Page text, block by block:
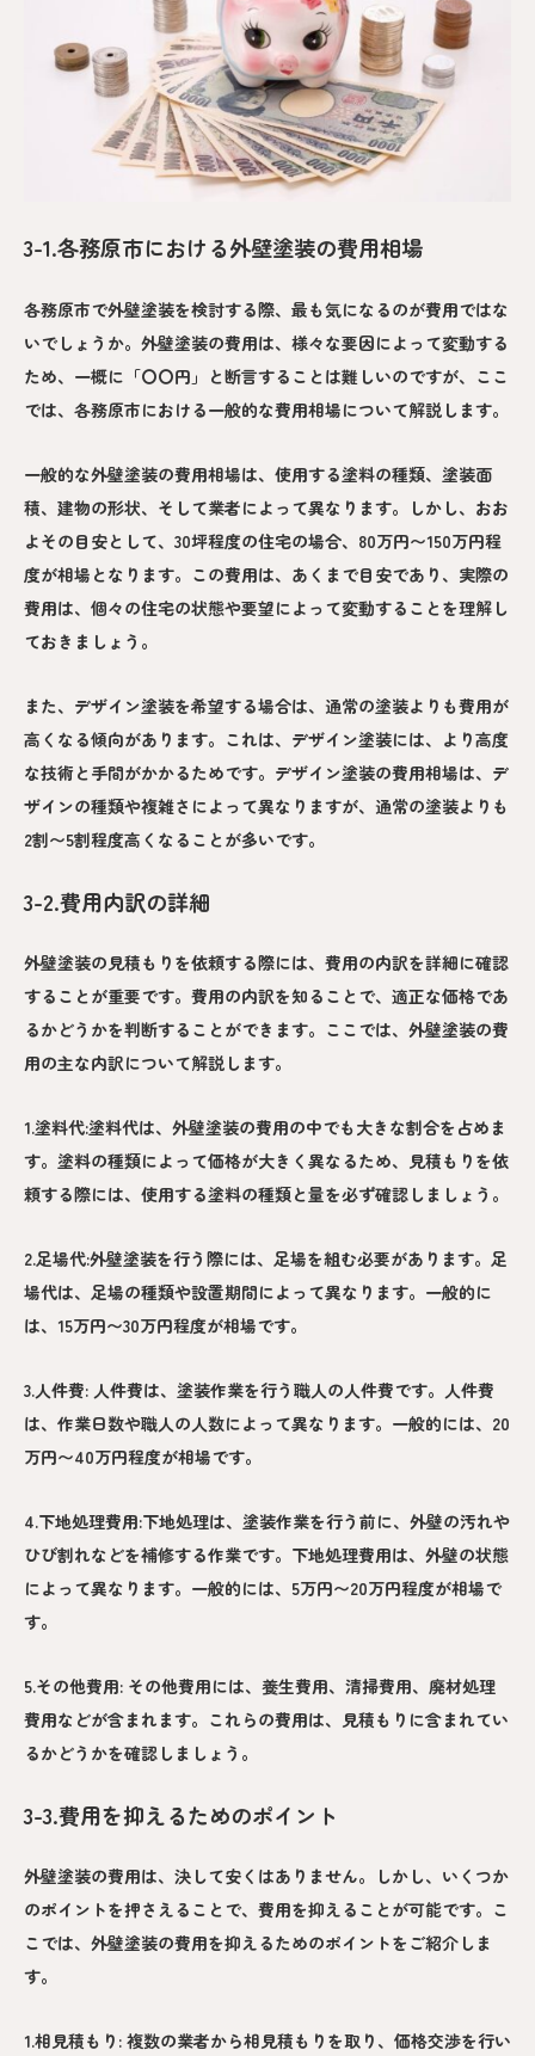
3-1.各務原市における外壁塗装の費用相場
各務原市で外壁塗装を検討する際、最も気になるのが費用ではな
いでしょうか。外壁塗装の費用は、様々な要因によって変動する
ため、一概に「〇〇円」と断言することは難しいのですが、ここ
では、各務原市における一般的な費用相場について解説します。
一般的な外壁塗装の費用相場は、使用する塗料の種類、塗装面
積、建物の形状、そして業者によって異なります。しかし、おお
よその目安として、30坪程度の住宅の場合、80万円〜150万円程
度が相場となります。この費用は、あくまで目安であり、実際の
費用は、個々の住宅の状態や要望によって変動することを理解し
ておきましょう。
また、デザイン塗装を希望する場合は、通常の塗装よりも費用が
高くなる傾向があります。これは、デザイン塗装には、より高度
な技術と手間がかかるためです。デザイン塗装の費用相場は、デ
ザインの種類や複雑さによって異なりますが、通常の塗装よりも
2割〜5割程度高くなることが多いです。
3-2.費用内訳の詳細
外壁塗装の見積もりを依頼する際には、費用の内訳を詳細に確認
することが重要です。費用の内訳を知ることで、適正な価格であ
るかどうかを判断することができます。ここでは、外壁塗装の費
用の主な内訳について解説します。
1.塗料代:塗料代は、外壁塗装の費用の中でも大きな割合を占めま
す。塗料の種類によって価格が大きく異なるため、見積もりを依
頼する際には、使用する塗料の種類と量を必ず確認しましょう。
2.足場代:外壁塗装を行う際には、足場を組む必要があります。足
場代は、足場の種類や設置期間によって異なります。一般的に
は、15万円〜30万円程度が相場です。
3.人件費: 人件費は、塗装作業を行う職人の人件費です。人件費
は、作業日数や職人の人数によって異なります。一般的には、20
万円〜40万円程度が相場です。
4.下地処理費用:下地処理は、塗装作業を行う前に、外壁の汚れや
ひび割れなどを補修する作業です。下地処理費用は、外壁の状態
によって異なります。一般的には、5万円〜20万円程度が相場で
す。
5.その他費用: その他費用には、養生費用、清掃費用、廃材処理
費用などが含まれます。これらの費用は、見積もりに含まれてい
るかどうかを確認しましょう。
3-3.費用を抑えるためのポイント
外壁塗装の費用は、決して安くはありません。しかし、いくつか
のポイントを押さえることで、費用を抑えることが可能です。こ
こでは、外壁塗装の費用を抑えるためのポイントをご紹介しま
す。
1.相見積もり: 複数の業者から相見積もりを取り、価格交渉を行い